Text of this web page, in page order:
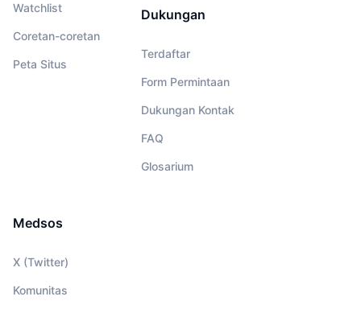
Watchlist
Coretan-coretan
Peta Situs
Dukungan
Terdaftar
Form Permintaan
Dukungan Kontak
FAQ
Glosarium
Medsos
X (Twitter)
Komunitas